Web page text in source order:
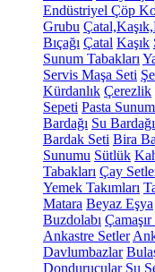
Endüstriyel Çöp
Grubu
Bıçağı Çatal Kaşık
Sunum Tabakları
Servis Maşa Seti
Kürdanlık Çerezlik
Sepeti Pasta
Bardağı Su Bardağı
Bardak Seti Bira
Sunumu Sütlük
Tabakları Çay
Yemek Takımları
Matara Beyaz Eşya
Buzdolabı
Ankastre Setler
Davlumbazlar
Dondurucular Su